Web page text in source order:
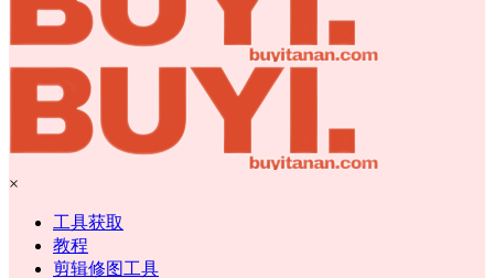
×
工具获取
教程
剪辑修图工具